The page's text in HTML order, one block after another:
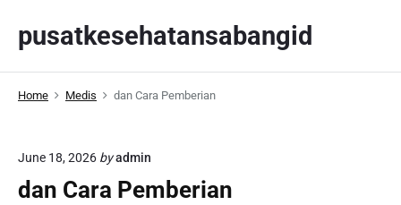
p
pusatkesehatansabangid
Home Medis dan Cara Pemberian
June 18, 2026 byadmin
dan Cara Pemberian